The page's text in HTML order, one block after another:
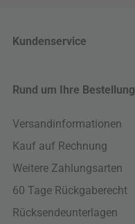
Kundenservice
Rund um Ihre Bestellung
Versandinformationen
Kauf auf Rechnung
Weitere Zahlungsarten
60 Tage Rückgaberecht
Rücksendeunterlagen